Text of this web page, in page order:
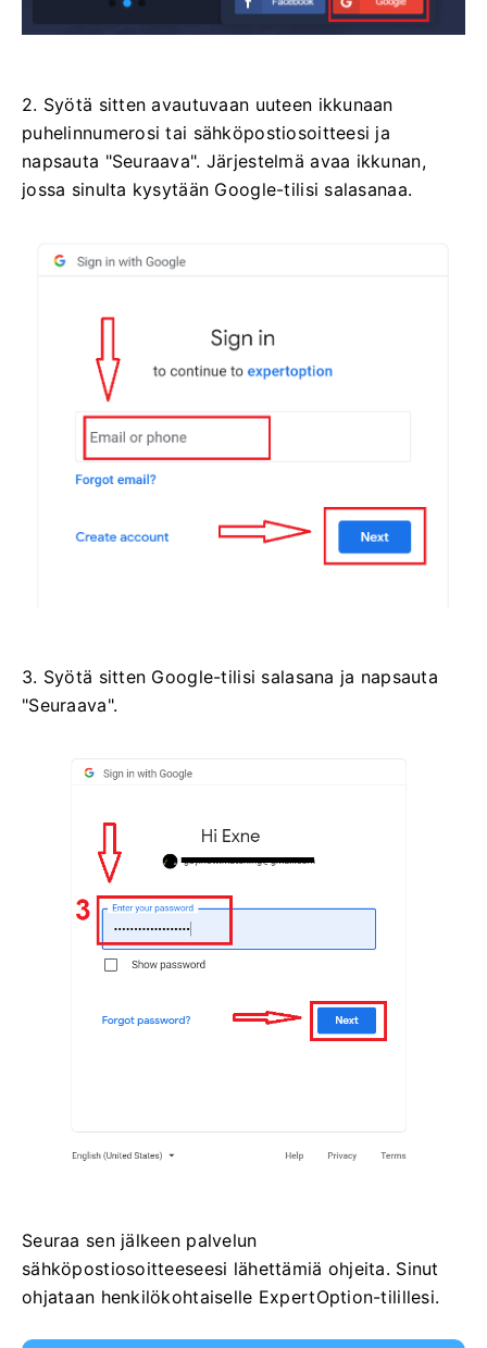
2. Syötä sitten avautuvaan uuteen ikkunaan
puhelinnumerosi tai sähköpostiosoitteesi ja
napsauta "Seuraava". Järjestelmä avaa ikkunan,
jossa sinulta kysytään Google-tilisi salasanaa.
3. Syötä sitten Google-tilisi salasana ja napsauta
"Seuraava".
Seuraa sen jälkeen palvelun
sähköpostiosoitteeseesi lähettämiä ohjeita. Sinut
ohjataan henkilökohtaiselle ExpertOption-tilillesi.